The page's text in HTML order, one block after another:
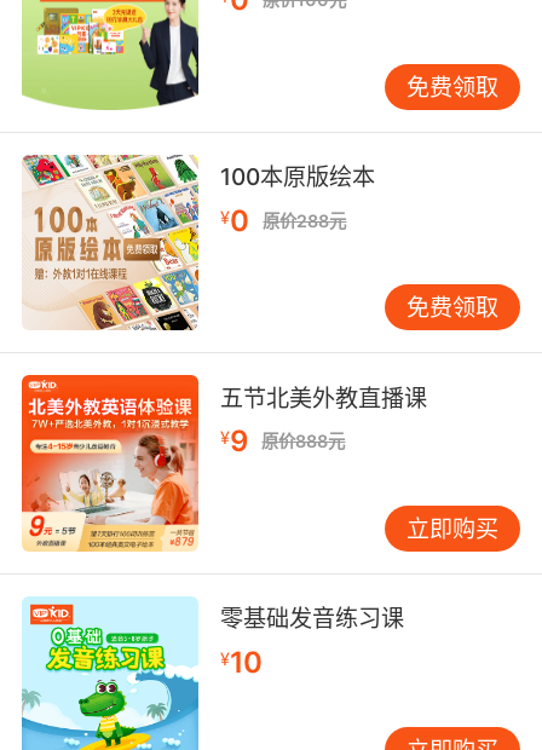
免费领取
100本原版绘本
¥0 原价288元
免费领取
五节北美外教直播课
¥9 原价888元
立即购买
零基础发音练习课
¥10